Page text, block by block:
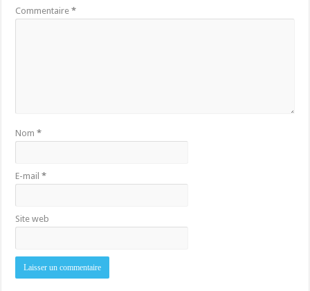
Commentaire*
Nom*
E-mail*
Site web